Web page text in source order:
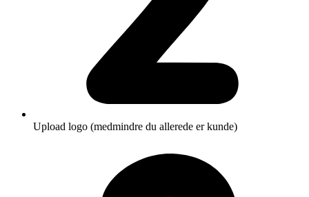
Upload logo (medmindre du allerede er kunde)